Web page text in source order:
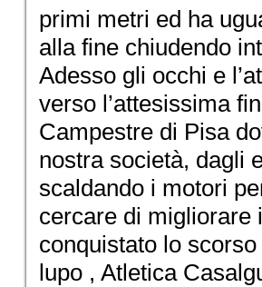
primi metri ed ha
alla fine chiudendo
Adesso gli occhi e
verso l’attesissima
Campestre di Pisa
nostra società, dagli
scaldando i motori
cercare di migliorare
conquistato lo
lupo , Atletica